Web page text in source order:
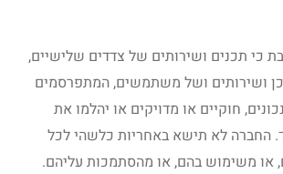
כי תכנים ושירותים של צדדים שלישיים,
ושירותים ושל משתמשים, המתפרסמים
חוקיים או מדויקים או יהלמו את
החברה לא תישא באחריות כלשהי לכל
או משימוש בהם, או מהסתמכות עליהם.